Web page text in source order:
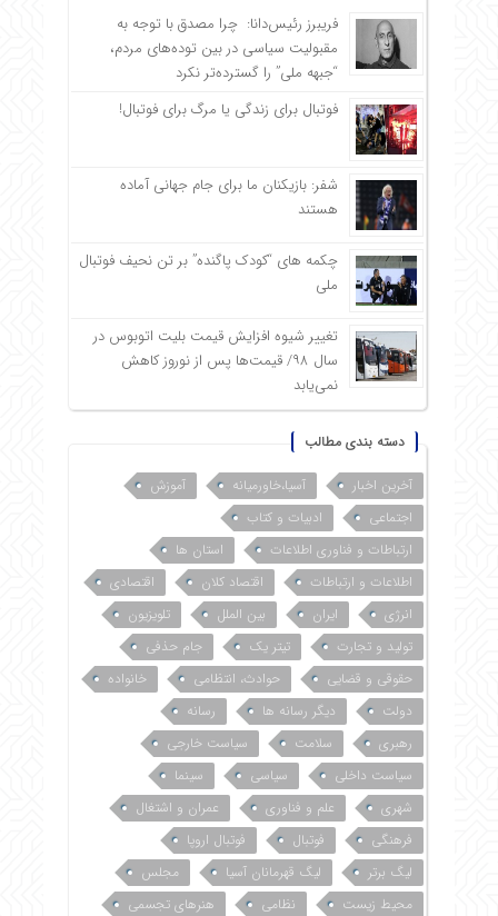
فریبرز رئیس‌دانا: چرا مصدق با توجه به
مقبولیت سیاسی در بین توده‌های مردم،
“جبهه ملی” را گسترده‌تر نکرد
فوتبال برای زندگی یا مرگ برای فوتبال!
شفر: بازیکنان ما برای جام جهانی آماده
هستند
چکمه های “کودک پاگنده” بر تن نحیف فوتبال
ملی
تغییر شیوه افزایش قیمت بلیت اتوبوس در
سال ۹۸/ قیمت‌ها پس از نوروز کاهش
نمی‌یابد
دسته بندی مطالب
آخرین اخبار آسیا،خاورمیانه
آموزش
اجتماعی
ادبیات و کتاب
ارتباطات و فناوری اطلاعات
استان ها
اطلاعات و ارتباطات
اقتصاد کلان
اقتصادی
انرژی
ایران بین الملل
تلویزیون
تولید و تجارت
تیتر یک
جام حذفی
حقوقی و قضایی
حوادث، انتظامی
خانواده
دولت
دیگر رسانه ها
رسانه
رهبری
سلامت
سیاست خارجی
سیاست داخلی
سیاسی
سینما
شهری
علم و فناوری
عمران و اشتغال
فرهنگی
فوتبال
فوتبال اروپا
لیگ برتر
لیگ قهرمانان آسیا
مجلس
محیط زیست
نظامی
هنرهای تجسمی